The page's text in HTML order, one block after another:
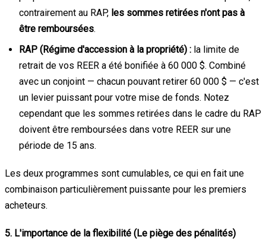
contrairement au RAP, les sommes retirées n'ont pas à
être remboursées.
RAP (Régime d'accession à la propriété) : la limite de
retrait de vos REER a été bonifiée à 60 000 $. Combiné
avec un conjoint — chacun pouvant retirer 60 000 $ — c'est
un levier puissant pour votre mise de fonds. Notez
cependant que les sommes retirées dans le cadre du RAP
doivent être remboursées dans votre REER sur une
période de 15 ans.
Les deux programmes sont cumulables, ce qui en fait une
combinaison particulièrement puissante pour les premiers
acheteurs.
5. L'importance de la flexibilité (Le piège des pénalités)